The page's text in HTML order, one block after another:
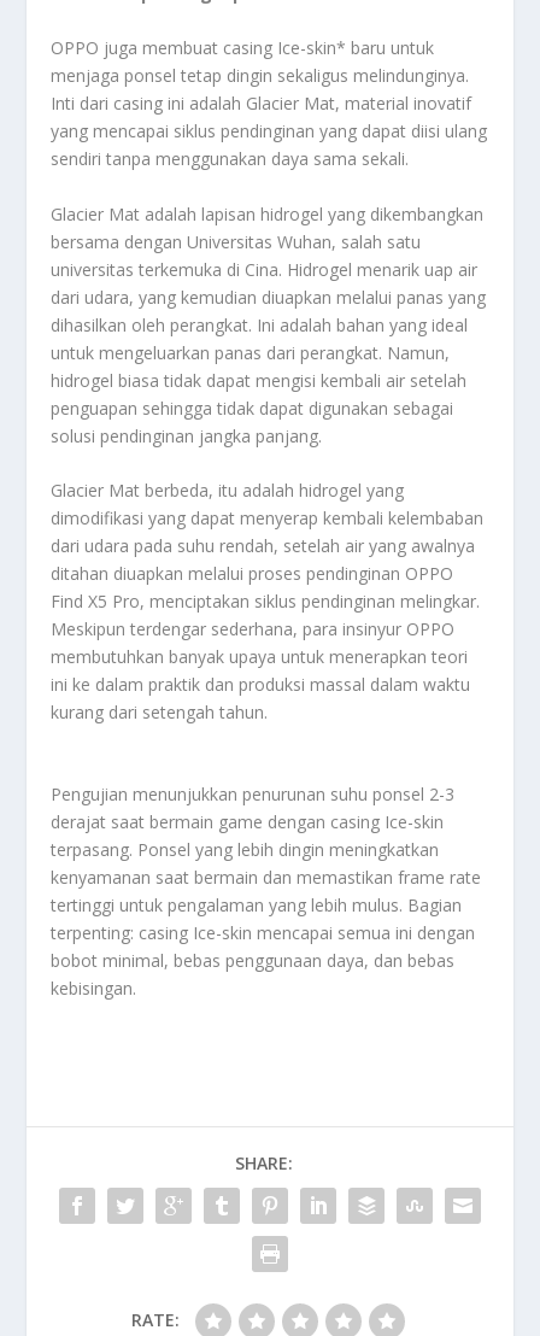
OPPO juga membuat casing Ice-skin* baru untuk
menjaga ponsel tetap dingin sekaligus melindunginya.
Inti dari casing ini adalah Glacier Mat, material inovatif
yang mencapai siklus pendinginan yang dapat diisi ulang
sendiri tanpa menggunakan daya sama sekali.
Glacier Mat adalah lapisan hidrogel yang dikembangkan
bersama dengan Universitas Wuhan, salah satu
universitas terkemuka di Cina. Hidrogel menarik uap air
dari udara, yang kemudian diuapkan melalui panas yang
dihasilkan oleh perangkat. Ini adalah bahan yang ideal
untuk mengeluarkan panas dari perangkat. Namun,
hidrogel biasa tidak dapat mengisi kembali air setelah
penguapan sehingga tidak dapat digunakan sebagai
solusi pendinginan jangka panjang.
Glacier Mat berbeda, itu adalah hidrogel yang
dimodifikasi yang dapat menyerap kembali kelembaban
dari udara pada suhu rendah, setelah air yang awalnya
ditahan diuapkan melalui proses pendinginan OPPO
Find X5 Pro, menciptakan siklus pendinginan melingkar.
Meskipun terdengar sederhana, para insinyur OPPO
membutuhkan banyak upaya untuk menerapkan teori
ini ke dalam praktik dan produksi massal dalam waktu
kurang dari setengah tahun.
Pengujian menunjukkan penurunan suhu ponsel 2-3
derajat saat bermain game dengan casing Ice-skin
terpasang. Ponsel yang lebih dingin meningkatkan
kenyamanan saat bermain dan memastikan frame rate
tertinggi untuk pengalaman yang lebih mulus. Bagian
terpenting: casing Ice-skin mencapai semua ini dengan
bobot minimal, bebas penggunaan daya, dan bebas
kebisingan.
SHARE:
RATE: